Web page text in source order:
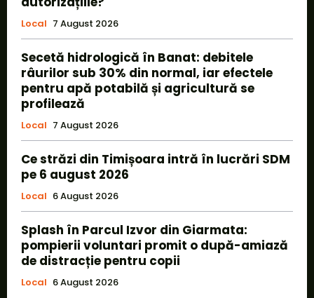
Local 7 August 2026
Secetă hidrologică în Banat: debitele
râurilor sub 30% din normal, iar efectele
pentru apă potabilă și agricultură se
profilează
Local 7 August 2026
Ce străzi din Timișoara intră în lucrări SDM
pe 6 august 2026
Local 6 August 2026
Splash în Parcul Izvor din Giarmata:
pompierii voluntari promit o după-amiază
de distracție pentru copii
Local 6 August 2026